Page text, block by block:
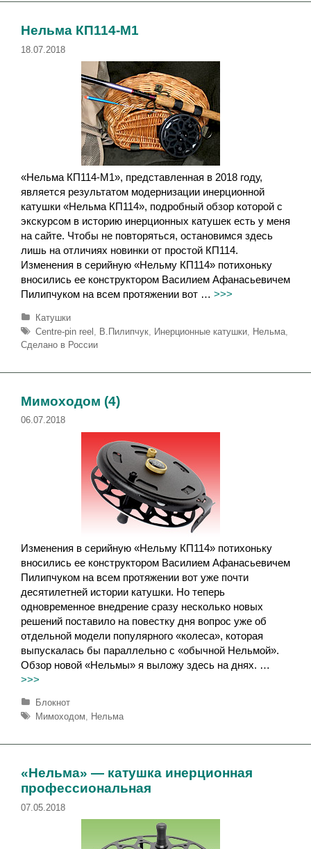
ки
Нельма КП114-М1
18.07.2018
«Нельма КП114-М1», представленная в 2018 году,
является результатом модернизации инерционной
катушки «Нельма КП114», подробный обзор которой с
экскурсом в историю инерционных катушек есть у меня
на сайте. Чтобы не повторяться, остановимся здесь
лишь на отличиях новинки от простой КП114.
Изменения в серийную «Нельму КП114» потихоньку
вносились ее конструктором Василием Афанасьевичем
Пилипчуком на всем протяжении вот … >>>
Р
у
б
Катушки
М
е
к
Centre-pin reel В.Пилипчук, Инерционные катушки, Нельма,
Сделано в России
Мимоходом (4)
06.07.2018
Изменения в серийную «Нельму КП114» потихоньку
вносились ее конструктором Василием Афанасьевичем
Пилипчуком на всем протяжении вот уже почти
десятилетней истории катушки. Но теперь
одновременное внедрение сразу несколько новых
решений поставило на повестку дня вопрос уже об
отдельной модели популярного «колеса», которая
выпускалась бы параллельно с «обычной Нельмой».
Обзор новой «Нельмы» я выложу здесь на днях. …
>>>
Р
у
р
к
Блокнот
М
т
и
Мимоходом, Нельма
«Нельма» — катушка инерционная
профессиональная
07.05.2018